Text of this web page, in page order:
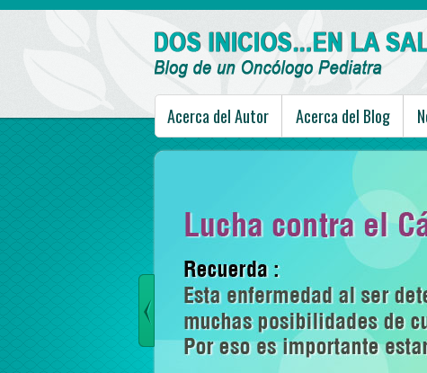
Acerca del Autor Acerca del Blog